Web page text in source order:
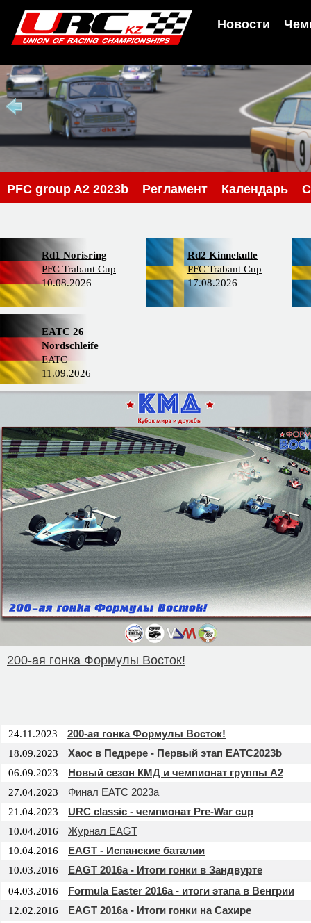
Новости
PFС group A2 2023b Регламент Календарь
Rd1 Norisring
PFC Trabant Cup
10.08.2026
Rd2 Kinnekulle
PFC Trabant Cup
17.08.2026
EATC 26
Nordschleife
EATC
11.09.2026
200-ая гонка Формулы Восток!
24.11.2023 200-ая гонка Формулы Восток!
18.09.2023 Хаос в Педрере - Первый этап EATC2023b
06.09.2023 Новый сезон КМД и чемпионат группы А2
27.04.2023 Финал EATC 2023a
21.04.2023 URC classic - чемпионат Pre-War cup
10.04.2016 Журнал EAGT
10.04.2016 EAGT - Испанские баталии
10.03.2016 EAGT 2016a - Итоги гонки в Зандвурте
04.03.2016 Formula Easter 2016a - итоги этапа в Венгрии
12.02.2016 EAGT 2016a - Итоги гонки на Сахире